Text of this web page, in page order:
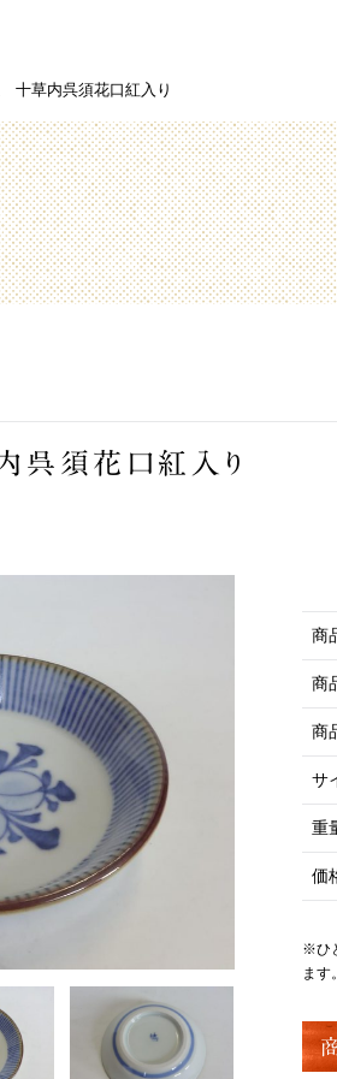
十草内呉須花口紅入り
須花口紅入り
商
商
商
サ
重
価
※ひ
ます